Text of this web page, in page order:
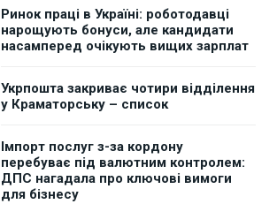
Ринок праці в Україні: роботодавці
нарощують бонуси, але кандидати
насамперед очікують вищих зарплат
Укрпошта закриває чотири відділення
у Краматорську – список
Імпорт послуг з-за кордону
перебуває під валютним контролем:
ДПС нагадала про ключові вимоги
для бізнесу